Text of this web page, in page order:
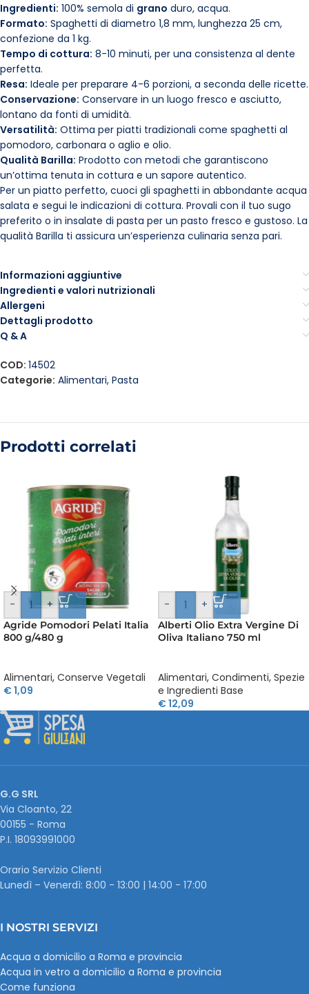
Ingredienti: 100% semola di grano duro, acqua.
Formato: Spaghetti di diametro 1,8 mm, lunghezza 25 cm,
confezione da 1 kg.
Tempo di cottura: 8-10 minuti, per una consistenza al dente
perfetta.
Resa: Ideale per preparare 4-6 porzioni, a seconda delle ricette.
Conservazione: Conservare in un luogo fresco e asciutto,
lontano da fonti di umidità.
Versatilità: Ottima per piatti tradizionali come spaghetti al
pomodoro, carbonara o aglio e olio.
Qualità Barilla: Prodotto con metodi che garantiscono
un’ottima tenuta in cottura e un sapore autentico.
Per un piatto perfetto, cuoci gli spaghetti in abbondante acqua
salata e segui le indicazioni di cottura. Provali con il tuo sugo
preferito o in insalate di pasta per un pasto fresco e gustoso. La
qualità Barilla ti assicura un’esperienza culinaria senza pari.
Informazioni aggiuntive
Ingredienti e valori nutrizionali
Allergeni
Dettagli prodotto
Q & A
COD: 14502
Categorie: Alimentari, Pasta
Prodotti correlati
- +
Agride Pomodori Pelati Italia
800 g/480 g
Alimentari, Conserve Vegetali
€1,09
- +
Alberti Olio Extra Vergine Di
Oliva Italiano 750 ml
Alimentari, Condimenti, Spezie
e Ingredienti Base
€12,09
G.G SRL
Via Cloanto, 22
00155 - Roma
P.I. ‭18093991000
Orario Servizio Clienti
Lunedì – Venerdì: 8:00 - 13:00 | 14:00 - 17:00
I NOSTRI SERVIZI
Acqua a domicilio a Roma e provincia
Acqua in vetro a domicilio a Roma e provincia
Come funziona